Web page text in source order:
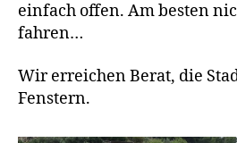
einfach offen. Am besten
fahren…
Wir erreichen Berat, die
Fenstern.